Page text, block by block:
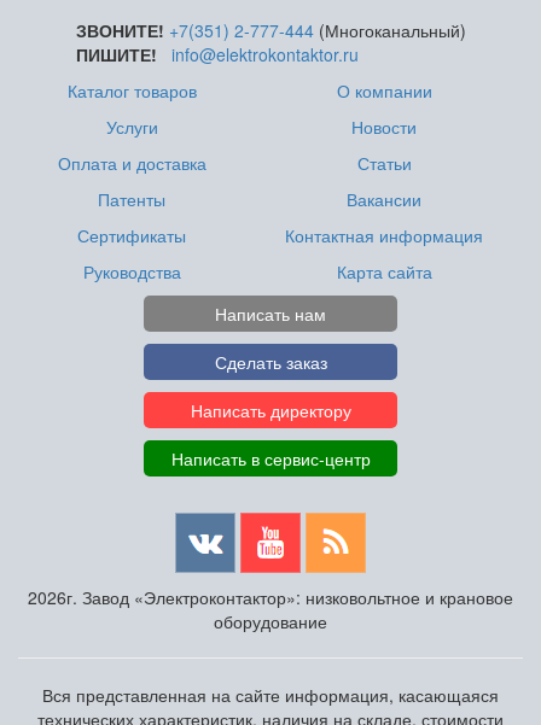
ЗВОНИТЕ! +7(351) 2-777-444(Многоканальный)
ПИШИТЕ!
info@elektrokontaktor.ru
Каталог товаров
Услуги
Оплата и доставка
Патенты
Сертификаты
Руководства
О компании
Новости
Статьи
Вакансии
Контактная информация
Карта сайта
Написать нам
Сделать заказ
Написать директору
Написать в сервис-центр
2026г. Завод «Электроконтактор»: низковольтное и крановое
оборудование
Вся представленная на сайте информация, касающаяся
технических характеристик, наличия на складе, стоимости